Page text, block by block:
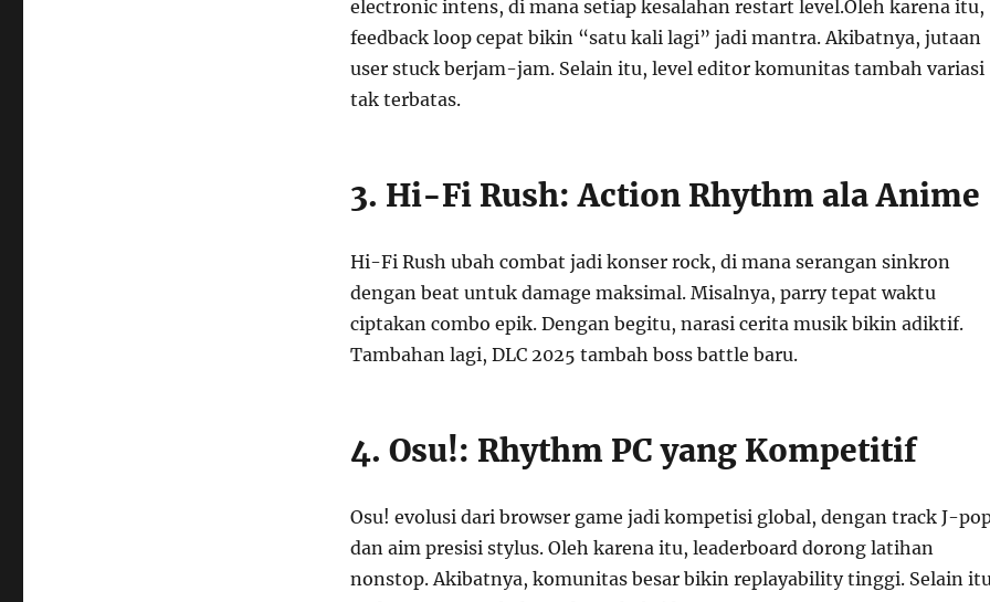
electronic intens, di mana setiap kesalahan restart level.Oleh karena itu,
feedback loop cepat bikin “satu kali lagi” jadi mantra. Akibatnya, jutaan
user stuck berjam-jam. Selain itu, level editor komunitas tambah variasi
tak terbatas.
3. Hi-Fi Rush: Action Rhythm ala Anime
Hi-Fi Rush ubah combat jadi konser rock, di mana serangan sinkron
dengan beat untuk damage maksimal. Misalnya, parry tepat waktu
ciptakan combo epik. Dengan begitu, narasi cerita musik bikin adiktif.
Tambahan lagi, DLC 2025 tambah boss battle baru.
4. Osu!: Rhythm PC yang Kompetitif
Osu! evolusi dari browser game jadi kompetisi global, dengan track J-
dan aim presisi stylus. Oleh karena itu, leaderboard dorong latihan
nonstop. Akibatnya, komunitas besar bikin replayability tinggi. Selain